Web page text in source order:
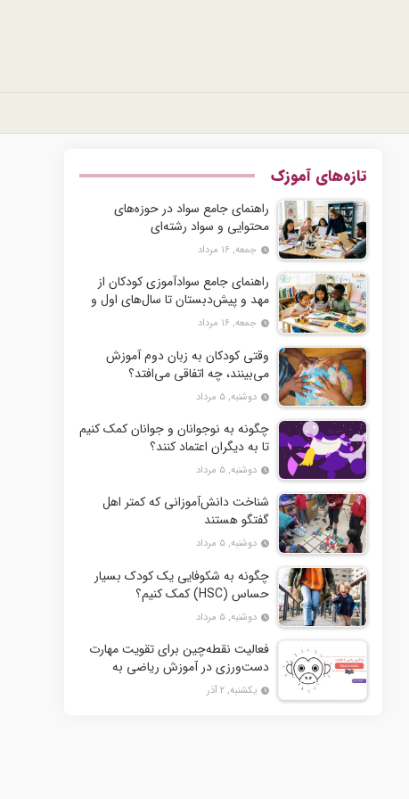
تازه‌های آموزک
راهنمای جامع سواد در حوزه‌های
محتوایی و سواد رشته‌ای
جمعه, ۱۶ مرداد
راهنمای جامع سوادآموزی کودکان از
مهد و پیش‌دبستان تا سال‌های اول و
دوم دبستان
جمعه, ۱۶ مرداد
وقتی کودکان به زبان دوم آموزش
می‌بینند، چه اتفاقی می‌افتد؟
دوشنبه, ۵ مرداد
چگونه به نوجوانان و جوانان کمک کنیم
تا به دیگران اعتماد کنند؟
دوشنبه, ۵ مرداد
شناخت دانش‌آموزانی که کمتر اهل
گفتگو هستند
دوشنبه, ۵ مرداد
چگونه به شکوفایی یک کودک بسیار
حساس (HSC) کمک کنیم؟
دوشنبه, ۵ مرداد
فعالیت نقطه‌چین برای تقویت مهارت
دست‌ورزی در آموزش ریاضی به
یکشنبه, ۲ آذر